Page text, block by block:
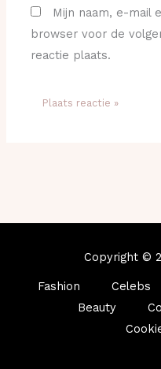
Mijn naam, e-mail
browser voor de
reactie plaats.
Copyright ©
Fashion Celebs
Beauty